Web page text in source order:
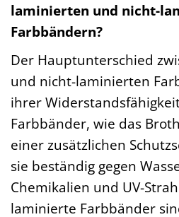
laminierten und nicht-
Farbbändern?
Der Hauptunterschied
und nicht-laminierten
ihrer
Farbbänder, wie das
einer zusätzlichen
sie beständig gegen
Chemikalien und UV-
laminierte Farbbänder